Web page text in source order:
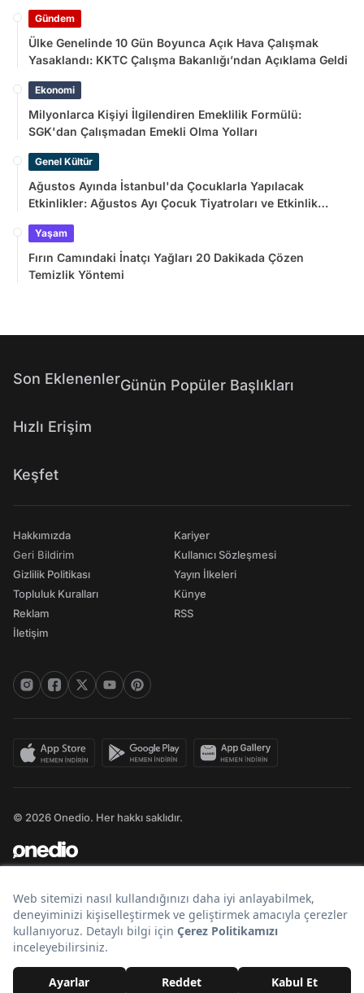
Gündem
Ülke Genelinde 10 Gün Boyunca Açık Hava Çalışmak
Yasaklandı: KKTC Çalışma Bakanlığı’ndan Açıklama Geldi
Ekonomi
Milyonlarca Kişiyi İlgilendiren Emeklilik Formülü:
SGK'dan Çalışmadan Emekli Olma Yolları
Genel Kültür
Ağustos Ayında İstanbul'da Çocuklarla Yapılacak
Etkinlikler: Ağustos Ayı Çocuk Tiyatroları ve Etkinlik
Yaşam
Fırın Camındaki İnatçı Yağları 20 Dakikada Çözen
Temizlik Yöntemi
Son EklenenlerGünün Popüler Başlıkları
Hızlı Erişim
Keşfet
Hakkımızda
Geri Bildirim
Gizlilik Politikası
Topluluk Kuralları
Reklam
İletişim
Kariyer
Kullanıcı Sözleşmesi
Yayın İlkeleri
Künye
RSS
© 2026 Onedio. Her hakkı saklıdır.
Bir markasıdır.